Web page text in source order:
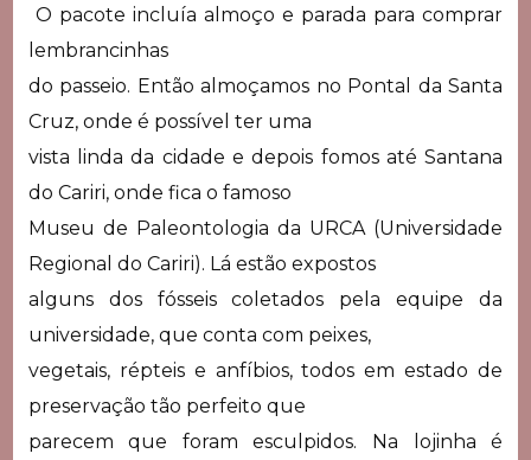
O pacote incluía almoço e parada para comprar
lembrancinhas
do passeio. Então almoçamos no Pontal da Santa
Cruz, onde é possível ter uma
vista linda da cidade e depois fomos até Santana
do Cariri, onde fica o famoso
Museu de Paleontologia da URCA (Universidade
Regional do Cariri). Lá estão expostos
alguns dos fósseis coletados pela equipe da
universidade, que conta com peixes,
vegetais, répteis e anfíbios, todos em estado de
preservação tão perfeito que
parecem que foram esculpidos. Na lojinha é